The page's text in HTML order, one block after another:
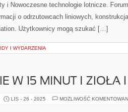
i Nowoczesne technologie lotnicze.
o odrzutowcach liniowych,
Użytkownicy mogą szukać […]
I WYDARZENIA
W 15 MINUT I ZIOŁA
LIS - 26 - 2025 MOŻLIWOŚĆ